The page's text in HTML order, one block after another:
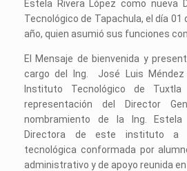
Estela Rivera López como nueva
Tecnológico de Tapachula, el día
año, quien asumió sus funciones
El Mensaje de bienvenida y
cargo del Ing. José Luis Méndez
Instituto Tecnológico de Tuxtla
representación del Director
nombramiento de la Ing. Estela
Directora de este instituto a
tecnológica conformada por
administrativo y de apoyo reunida en